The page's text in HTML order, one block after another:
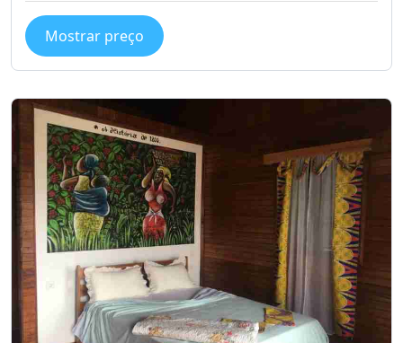
Mostrar preço